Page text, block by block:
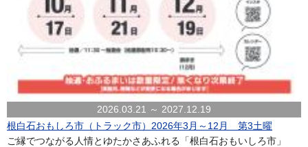
2026.03.21 ～ 2027.12.19
根白石おもしろ市（トラック市）2026年3月～12月 第3土曜
ご縁でつながる人情とゆたかさあふれる「根白石おもいしろ市」